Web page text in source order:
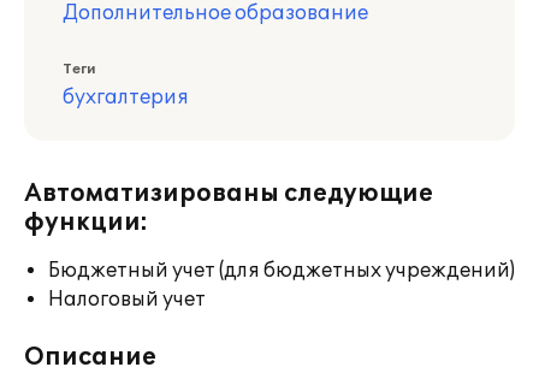
Дополнительное образование
Теги
бухгалтерия
Автоматизированы следующие
функции:
Бюджетный учет (для бюджетных учреждений)
Налоговый учет
Описание